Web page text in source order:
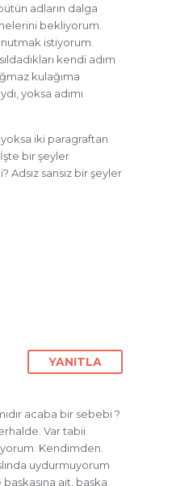
adların dalga
bekliyorum.
istiyorum.
kendi adım
kulağıma
yoksa adımı
iki paragraftan
bir şeyler
sansız bir şeyler
YANITLA
acaba bir sebebi ?
Var tabii
Kendimden.
uydurmuyorum
ait, başka